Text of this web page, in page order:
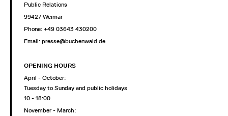
Public Relations
99427 Weimar
Phone: +49 03643 430200
Email: presse@buchenwald.de
OPENING HOURS
April - October:
Tuesday to Sunday and public holidays
10 - 18:00
November - March: